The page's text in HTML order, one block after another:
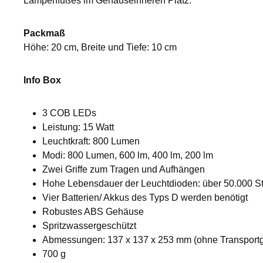
Packmaß
Höhe: 20 cm, Breite und Tiefe: 10 cm
Info Box
3 COB LEDs
Leistung: 15 Watt
Leuchtkraft: 800 Lumen
Modi: 800 Lumen, 600 lm, 400 lm, 200 lm
Zwei Griffe zum Tragen und Aufhängen
Hohe Lebensdauer der Leuchtdioden: über 50.000
Vier Batterien/ Akkus des Typs D werden benötigt
Robustes ABS Gehäuse
Spritzwassergeschützt
Abmessungen: 137 x 137 x 253 mm (ohne
700 g